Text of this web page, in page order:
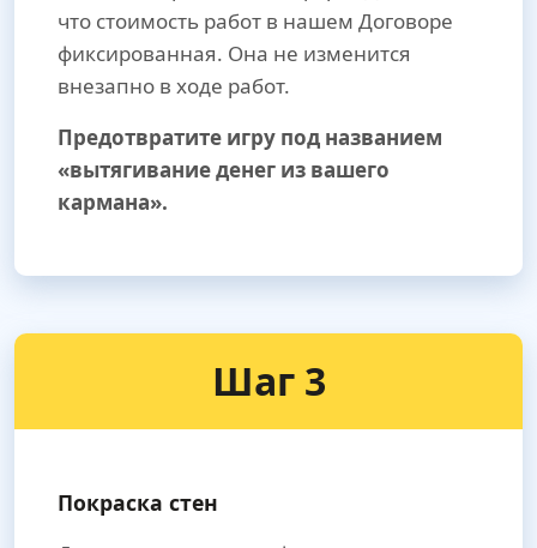
что стоимость работ в нашем Договоре
фиксированная. Она не изменится
внезапно в ходе работ.
Предотвратите игру под названием
«вытягивание денег из вашего
кармана».
Шаг 3
Покраска стен